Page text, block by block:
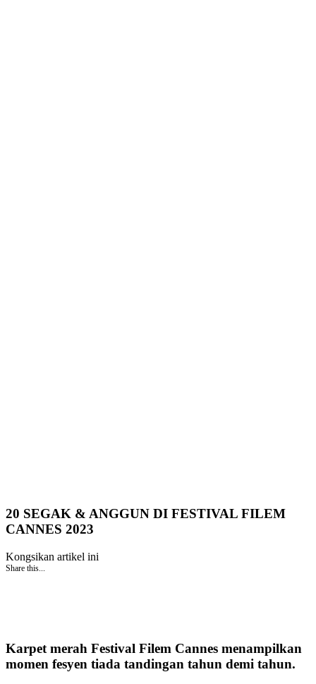
20 SEGAK & ANGGUN DI FESTIVAL FILEM
CANNES 2023
Kongsikan artikel ini
Share this...
Karpet merah Festival Filem Cannes menampilkan
momen fesyen tiada tandingan tahun demi tahun.